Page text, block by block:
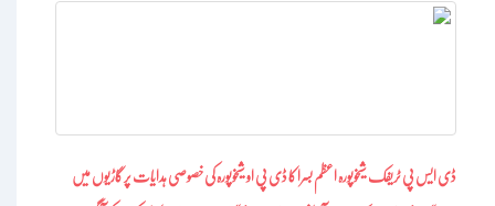
ڈی ایس پی ٹریفک شیخوپورہ اعظم بسرا کا ڈی پی او شیخوپورہ کی خصوصی ہدایات پر گاڑیوں میں